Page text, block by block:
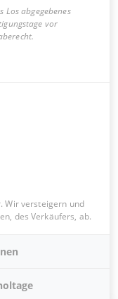
Los abgegebenes
vor
Wir versteigern und
des Verkäufers, ab.